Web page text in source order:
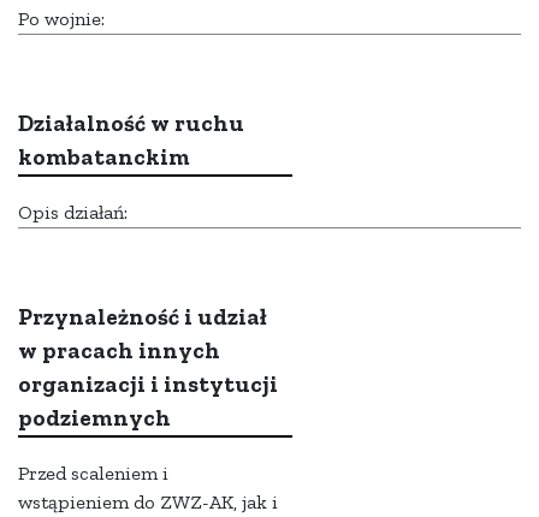
Po wojnie:
Działalność w ruchu
kombatanckim
Opis działań:
Przynależność i udział
w pracach innych
organizacji i instytucji
podziemnych
Przed scaleniem i
wstąpieniem do ZWZ-AK, jak i